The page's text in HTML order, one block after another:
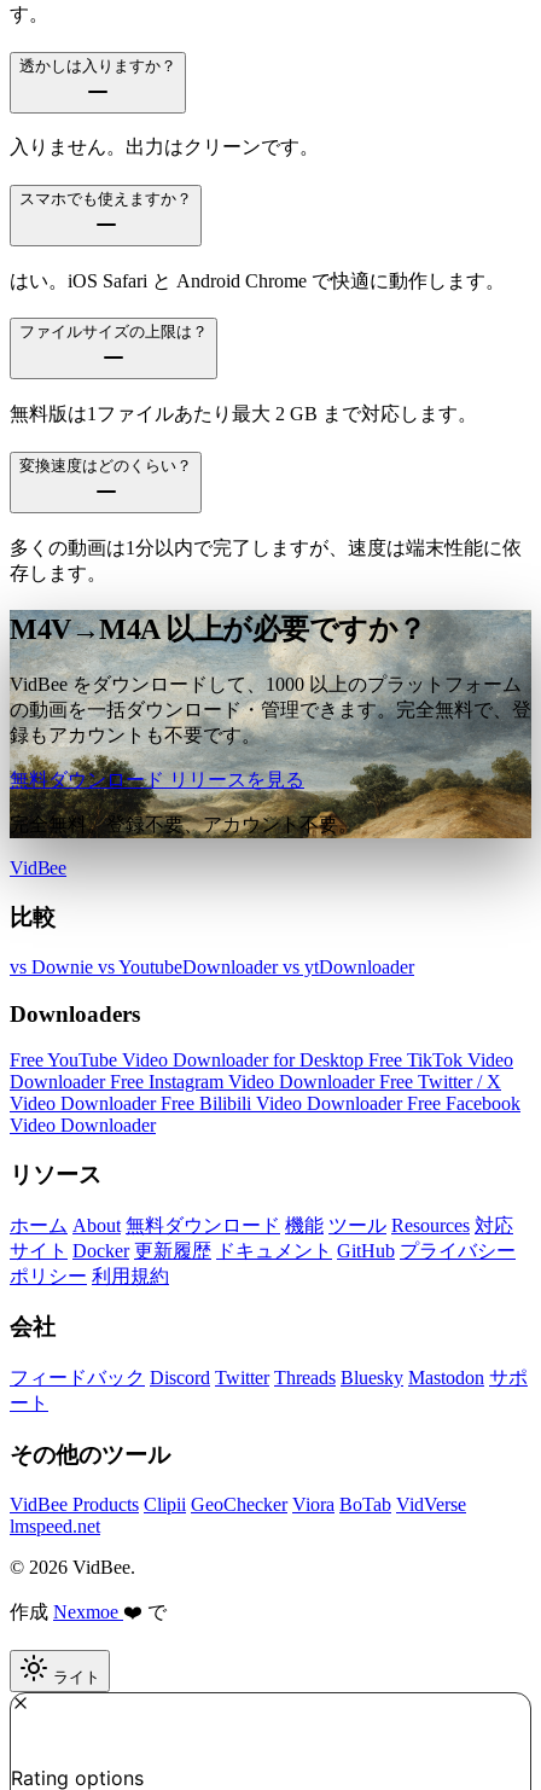
す。
透かしは入りますか？
入りません。出力はクリーンです。
スマホでも使えますか？
はい。iOS Safari と Android Chrome で快適に動作します。
ファイルサイズの上限は？
無料版は1ファイルあたり最大 2 GB まで対応します。
変換速度はどのくらい？
多くの動画は1分以内で完了しますが、速度は端末性能に依
存します。
M4V→M4A 以上が必要ですか？
VidBee をダウンロードして、1000 以上のプラットフォーム
の動画を一括ダウンロード・管理できます。完全無料で、登
録もアカウントも不要です。
無料ダウンロード リリースを見る
完全無料。登録不要、アカウント不要。
VidBee
比較
vs Downie vs YoutubeDownloadervs ytDownloader
Downloaders
Free YouTube Video Downloader for Desktop Free TikTok Video
DownloaderFree Instagram Video DownloaderFree Twitter / X
Video DownloaderFree Bilibili Video DownloaderFree Facebook
Video Downloader
リソース
ホーム About 無料ダウンロード 機能 ツール Resources 対応
サイト Docker 更新履歴 ドキュメント GitHub プライバシー
ポリシー 利用規約
会社
フィードバック Discord Twitter Threads Bluesky Mastodon サポ
ート
その他のツール
VidBee Products Clipii GeoChecker Viora BoTab VidVerse
lmspeed.net
© 2026 VidBee.
作成 Nexmoe ❤️ で
ライト
Rating options